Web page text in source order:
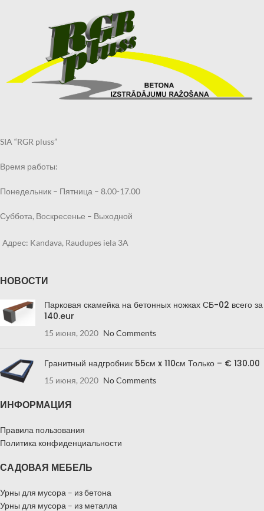
SIA “RGR pluss”
Время работы:
Понедельник – Пятница – 8.00-17.00
Суббота, Воскресенье – Выходной
Адрес: Kandava, Raudupes iela 3A
НОВОСТИ
Парковая скамейка на бетонных ножках СБ-02 всего за
140.eur
15 июня, 2020 No Comments
Гранитный надгробник 55см x 110см Только – € 130.00
15 июня, 2020 No Comments
ИНФОРМАЦИЯ
Правила пользования
Политика конфиденциальности
САДОВАЯ МЕБЕЛЬ
Урны для мусора – из бетона
Урны для мусора – из металла